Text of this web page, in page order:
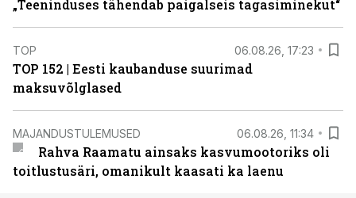
„Teeninduses tähendab paigalseis tagasiminekut“
TOP 06.08.26, 17:23
TOP 152 | Eesti kaubanduse suurimad
maksuvõlglased
MAJANDUSTULEMUSED 06.08.26, 11:34
Rahva Raamatu ainsaks kasvumootoriks oli
toitlustusäri, omanikult kaasati ka laenu